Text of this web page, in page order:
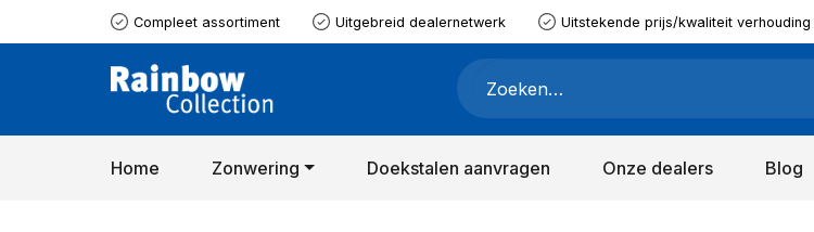
Compleet assortiment Uitgebreid dealernetwerk Uitstekende prijs/kwaliteit verhouding
Home Zonwering Doekstalen aanvragen Onze dealers Blog